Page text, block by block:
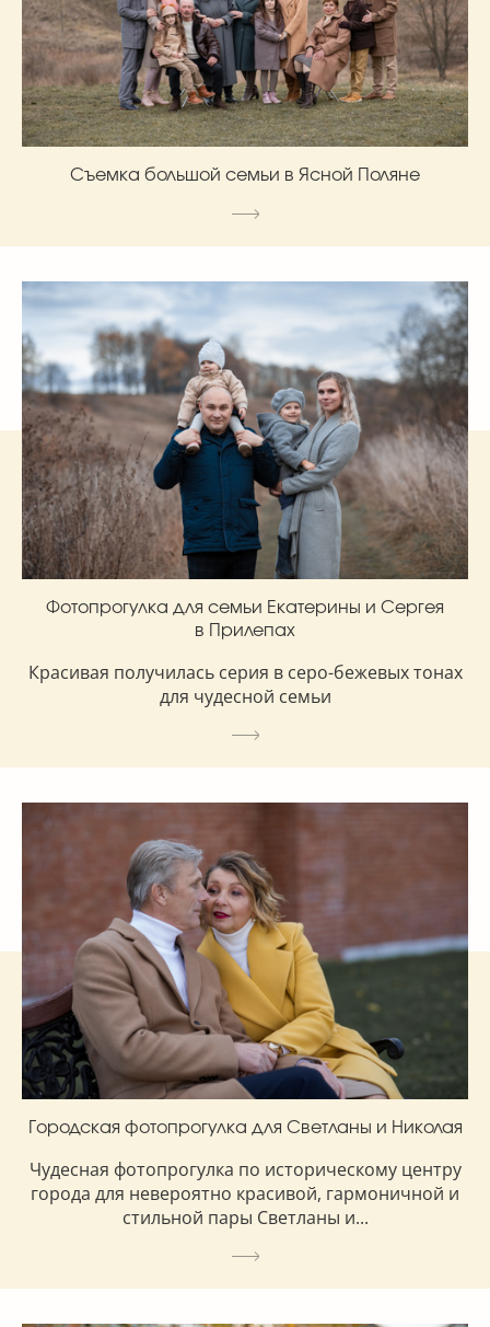
Съемка большой семьи в Ясной Поляне
Фотопрогулка для семьи Екатерины и Сергея
в Прилепах
Красивая получилась серия в серо-бежевых тонах
для чудесной семьи
Городская фотопрогулка для Светланы и Николая
Чудесная фотопрогулка по историческому центру
города для невероятно красивой, гармоничной и
стильной пары Светланы и...